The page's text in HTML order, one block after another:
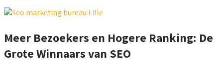
Meer Bezoekers en Hogere Ranking: De
Grote Winnaars van SEO